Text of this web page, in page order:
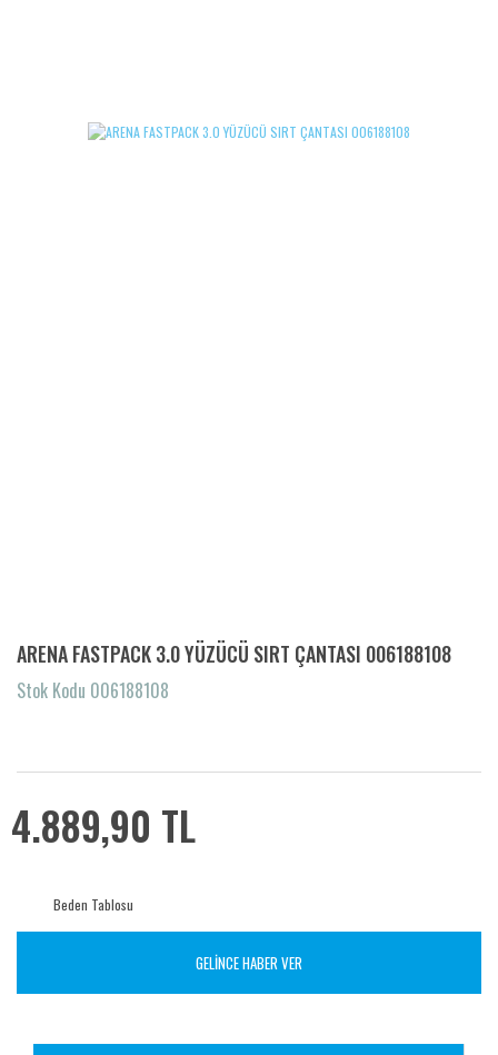
ARENA FASTPACK 3.0 YÜZÜCÜ SIRT ÇANTASI 006188108
Stok Kodu 006188108
4.889,90 TL
Beden Tablosu
GELİNCE HABER VER